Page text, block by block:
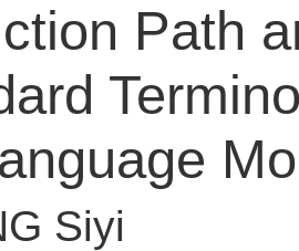
Path
Siyi